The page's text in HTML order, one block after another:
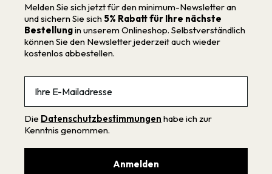
Melden Sie sich jetzt für den minimum-Newsletter an
und sichern Sie sich 5% Rabatt für Ihre nächste
Bestellungin unserem Onlineshop. Selbstverständlich
können Sie den Newsletter jederzeit auch wieder
kostenlos abbestellen.
Die Datenschutzbestimmungen habe ich zur
Kenntnis genommen.
Anmelden